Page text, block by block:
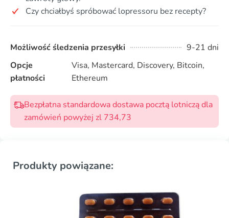
Czy chciałbyś spróbować lopressoru bez recepty?
Możliwość śledzenia przesyłki
9-21 dni
Opcje
płatności
Visa, Mastercard, Discovery, Bitcoin,
Ethereum
Bezpłatna standardowa dostawa pocztą lotniczą dla
zamówień powyżej zl 734,73
Produkty powiązane: